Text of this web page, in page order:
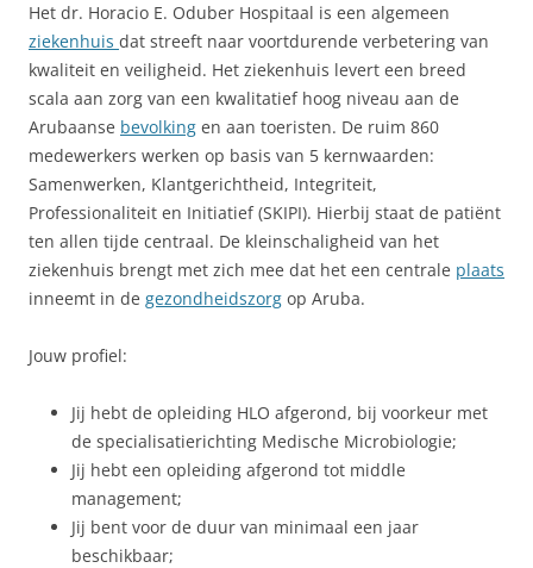
Het dr. Horacio E. Oduber Hospitaal is een algemeen
ziekenhuis dat streeft naar voortdurende verbetering van
kwaliteit en veiligheid. Het ziekenhuis levert een breed
scala aan zorg van een kwalitatief hoog niveau aan de
Arubaanse bevolking en aan toeristen. De ruim 860
medewerkers werken op basis van 5 kernwaarden:
Samenwerken, Klantgerichtheid, Integriteit,
Professionaliteit en Initiatief (SKIPI). Hierbij staat de patiënt
ten allen tijde centraal. De kleinschaligheid van het
ziekenhuis brengt met zich mee dat het een centrale plaats
inneemt in de gezondheidszorg op Aruba.
Jouw profiel:
Jij hebt de opleiding HLO afgerond, bij voorkeur met
de specialisatierichting Medische Microbiologie;
Jij hebt een opleiding afgerond tot middle
management;
Jij bent voor de duur van minimaal een jaar
beschikbaar;